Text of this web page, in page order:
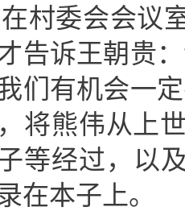
在村委会会议
告诉王朝贵
们有机会一
将熊伟从上
等经过，以
在本子上。